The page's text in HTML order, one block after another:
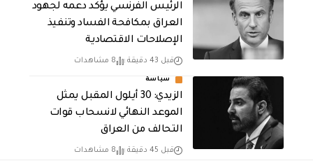
الرئيس الفرنسي يؤكد دعمه لجهود
العراق بمكافحة الفساد وتنفيذ
الإصلاحات الاقتصادية
قبل 43 دقيقة 8 مشاهدات
سياسة
الزيدي: 30 أيلول المقبل يمثل
الموعد النهائي لانسحاب قوات
التحالف من العراق
قبل 45 دقيقة 8 مشاهدات